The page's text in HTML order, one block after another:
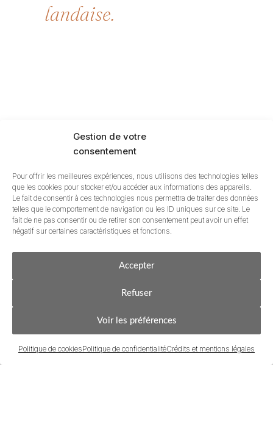
Gestion de votre
consentement
Pour offrir les meilleures expériences, nous utilisons des technologies telles
que les cookies pour stocker et/ou accéder aux informations des appareils.
Le fait de consentir à ces technologies nous permettra de traiter des données
telles que le comportement de navigation ou les ID uniques sur ce site. Le
fait de ne pas consentir ou de retirer son consentement peut avoir un effet
négatif sur certaines caractéristiques et fonctions.
Accepter
Refuser
Voir les préférences
Politique de cookiesPolitique de confidentialitéCrédits et mentions légales
landaise.
Birdie l’Agence, immobilier de
Ancrée à Hossegor et à Biarritz, notre agence
étape : des premiers échanges sur vos attentes à
et nous mettons notre expérience et notre